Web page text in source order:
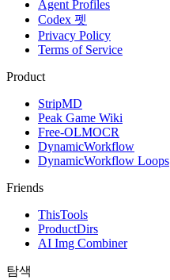
Agent Profiles
Codex 펫
Privacy Policy
Terms of Service
Product
StripMD
Peak Game Wiki
Free-OLMOCR
DynamicWorkflow
DynamicWorkflow Loops
Friends
ThisTools
ProductDirs
AI Img Combiner
탐색